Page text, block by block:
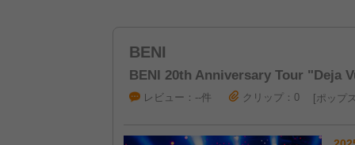
BENI
BENI 20th Anniversary Tour "Deja
レビュー：--件 クリップ：0 ポップ